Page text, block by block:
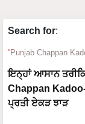
Search for:
Punjab Chappan
ਇਨ੍ਹਾਂ ਆਸਾਨ
Chappan
ਪ੍ਰਤੀ ਏਕੜ ਝਾੜ